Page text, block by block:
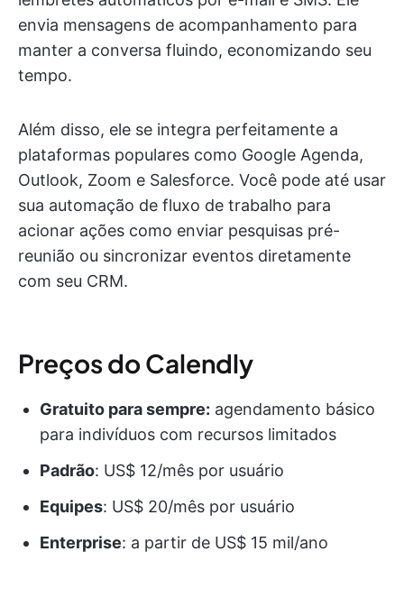
envia mensagens de acompanhamento para
manter a conversa fluindo, economizando seu
tempo.
Além disso, ele se integra perfeitamente a
plataformas populares como Google Agenda,
Outlook, Zoom e Salesforce. Você pode até usar
sua automação de fluxo de trabalho para
acionar ações como enviar pesquisas pré-
reunião ou sincronizar eventos diretamente
com seu CRM.
Preços do Calendly
Gratuito para sempre: agendamento básico
para indivíduos com recursos limitados
Padrão: US$ 12/mês por usuário
Equipes: US$ 20/mês por usuário
Enterprise: a partir de US$ 15 mil/ano